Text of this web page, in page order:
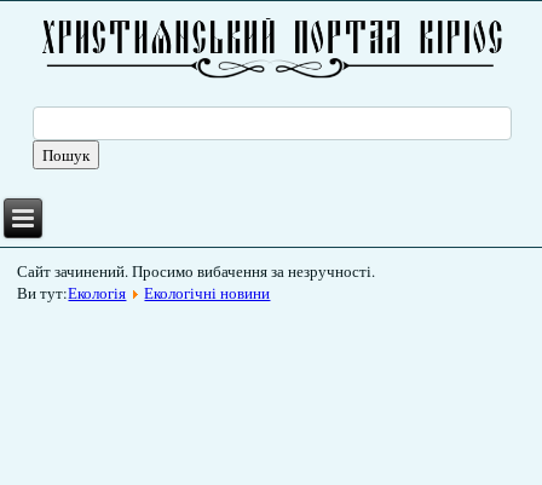
Сайт зачинений. Просимо вибачення за незручності.
Ви тут:Екологія Екологічні новини